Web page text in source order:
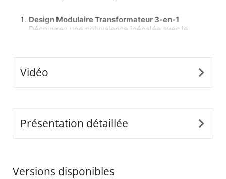
Design Modulaire Transformateur 3-en-1
Découvrez une polyvalence inégalée avec le
électrique, et vice versa, sans avoir à remplacer
le système complet. Installez simplement notre
alimenté par intelligence artificielle. Ce système
Vidéo
Présentation détaillée
Versions disponibles